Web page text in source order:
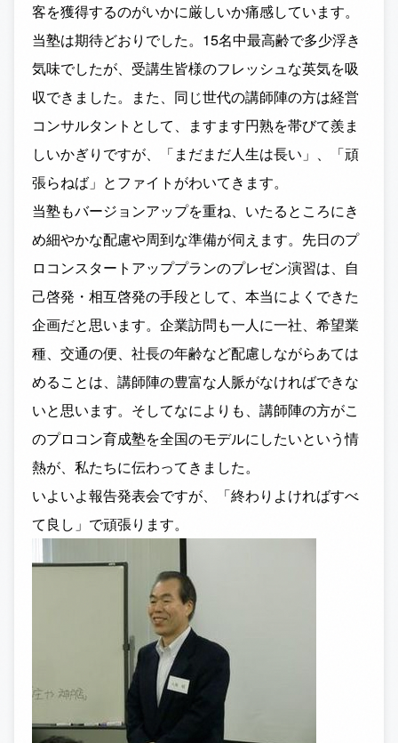
客を獲得するのがいかに厳しいか痛感しています。
当塾は期待どおりでした。15名中最高齢で多少浮き
気味でしたが、受講生皆様のフレッシュな英気を吸
収できました。また、同じ世代の講師陣の方は経営
コンサルタントとして、ますます円熟を帯びて羨ま
しいかぎりですが、「まだまだ人生は長い」、「頑
張らねば」とファイトがわいてきます。
当塾もバージョンアップを重ね、いたるところにき
め細やかな配慮や周到な準備が伺えます。先日のプ
ロコンスタートアッププランのプレゼン演習は、自
己啓発・相互啓発の手段として、本当によくできた
企画だと思います。企業訪問も一人に一社、希望業
種、交通の便、社長の年齢など配慮しながらあては
めることは、講師陣の豊富な人脈がなければできな
いと思います。そしてなによりも、講師陣の方がこ
のプロコン育成塾を全国のモデルにしたいという情
熱が、私たちに伝わってきました。
いよいよ報告発表会ですが、「終わりよければすべ
て良し」で頑張ります。